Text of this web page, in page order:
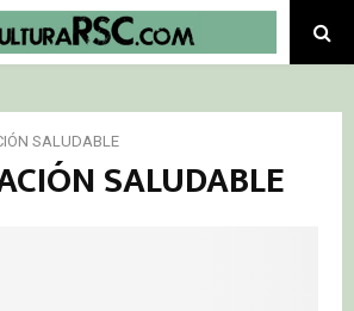
SALUDABLE
SALUDABLE